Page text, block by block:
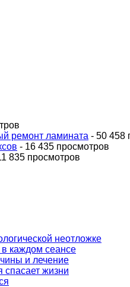
ремонт ламината - 50 458
- 16 435 просмотров
835 просмотров
неотложке
каждом сеансе
и лечение
спасает жизни